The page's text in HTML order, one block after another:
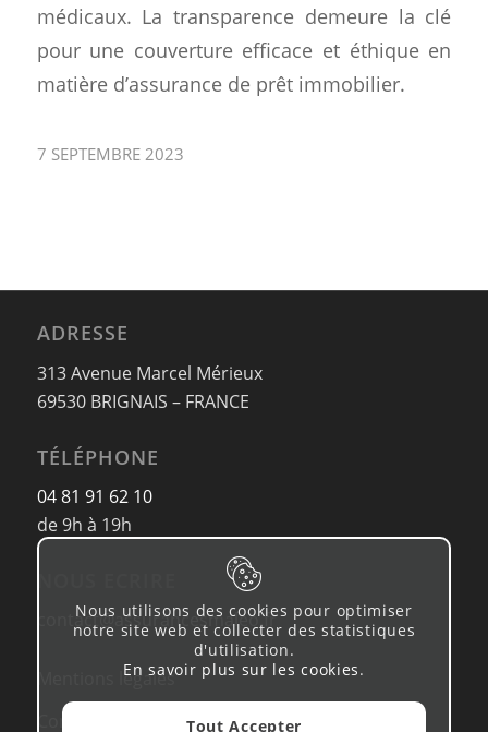
médicaux. La transparence demeure la clé
pour une couverture efficace et éthique en
matière d’assurance de prêt immobilier.
7 SEPTEMBRE 2023
ADRESSE
313 Avenue Marcel Mérieux
69530 BRIGNAIS – FRANCE
TÉLÉPHONE
04 81 91 62 10
de 9h à 19h
contact@assurancesmaleo.fr
Mentions légales
Conditions d’utilisation & Politique de
Nous utilisons des cookies pour optimiser
notre site web et collecter des statistiques
d'utilisation.
En savoir plus sur les cookies.
Tout Accepter